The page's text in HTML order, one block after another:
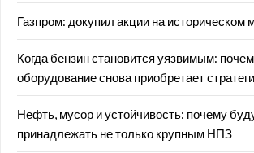
Газпром: докупил акции на историческом
Когда бензин становится уязвимым:
оборудование снова приобретает
Нефть, мусор и устойчивость: почему
принадлежать не только крупным НПЗ